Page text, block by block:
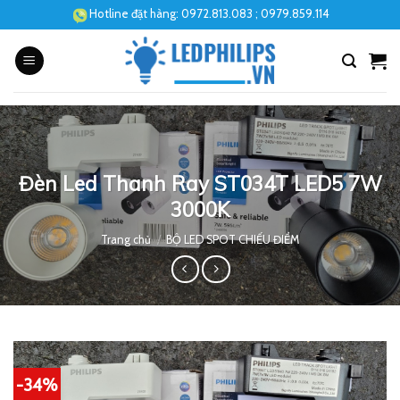
to
content
Hotline đặt hàng: 0972.813.083 ; 0979.859.114
Đèn Led Thanh Ray ST034T LED5 7W
3000K
Trang chủ / BỘ LED SPOT CHIẾU ĐIỂM
-34%